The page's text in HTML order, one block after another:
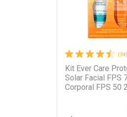
(34)
Kit Ever Care
Solar Facial FPS
Corporal FPS 50